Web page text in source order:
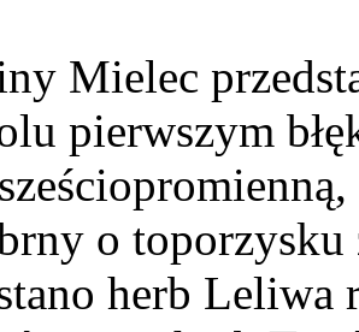
Mielec
pierwszym
o
herb Leliwa